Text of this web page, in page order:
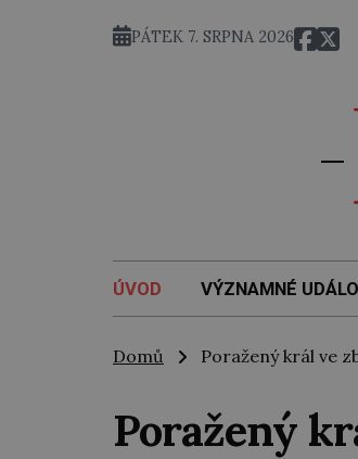
PÁTEK 7. SRPNA 2026
ÚVOD VÝZNAMNÉ
Domů Poražený král ve
Poražený